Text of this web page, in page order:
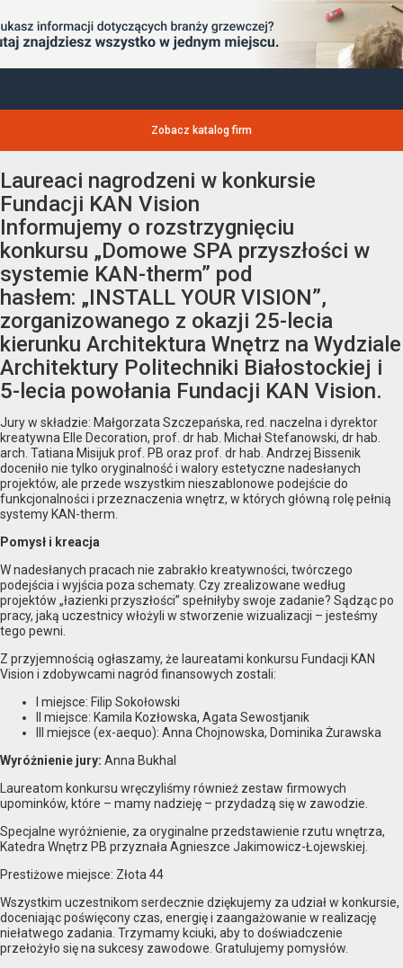
Zobacz katalog firm
Laureaci nagrodzeni w konkursie
Fundacji KAN Vision
Informujemy o rozstrzygnięciu
konkursu „Domowe SPA przyszłości w
systemie KAN-therm” pod
hasłem: „INSTALL YOUR VISION”,
zorganizowanego z okazji 25-lecia
kierunku Architektura Wnętrz na Wydziale
Architektury Politechniki Białostockiej i
5-lecia powołania Fundacji KAN Vision.
Jury w składzie: Małgorzata Szczepańska, red. naczelna i dyrektor
kreatywna Elle Decoration, prof. dr hab. Michał Stefanowski, dr hab.
arch. Tatiana Misijuk prof. PB oraz prof. dr hab. Andrzej Bissenik
doceniło nie tylko oryginalność i walory estetyczne nadesłanych
projektów, ale przede wszystkim nieszablonowe podejście do
funkcjonalności i przeznaczenia wnętrz, w których główną rolę pełnią
systemy KAN-therm.
Pomysł i kreacja
W nadesłanych pracach nie zabrakło kreatywności, twórczego
podejścia i wyjścia poza schematy. Czy zrealizowane według
projektów „łazienki przyszłości” spełniłyby swoje zadanie? Sądząc po
pracy, jaką uczestnicy włożyli w stworzenie wizualizacji – jesteśmy
tego pewni.
Z przyjemnością ogłaszamy, że laureatami konkursu Fundacji KAN
Vision i zdobywcami nagród finansowych zostali:
I miejsce: Filip Sokołowski
II miejsce: Kamila Kozłowska, Agata Sewostjanik
III miejsce (ex-aequo): Anna Chojnowska, Dominika Żurawska
Wyróżnienie jury: Anna Bukhal
Laureatom konkursu wręczyliśmy również zestaw firmowych
upominków, które – mamy nadzieję – przydadzą się w zawodzie.
Specjalne wyróżnienie, za oryginalne przedstawienie rzutu wnętrza,
Katedra Wnętrz PB przyznała Agnieszce Jakimowicz-Łojewskiej.
Prestiżowe miejsce: Złota 44
Wszystkim uczestnikom serdecznie dziękujemy za udział w konkursie,
doceniając poświęcony czas, energię i zaangażowanie w realizację
niełatwego zadania. Trzymamy kciuki, aby to doświadczenie
przełożyło się na sukcesy zawodowe. Gratulujemy pomysłów.